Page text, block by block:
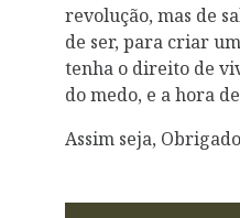
revolução, mas de
de ser, para criar
tenha o direito de
do medo, e a hora
Assim seja,